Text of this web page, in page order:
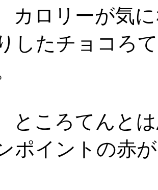
カロリーが気
したチョコろ
ところてんと
ポイントの赤